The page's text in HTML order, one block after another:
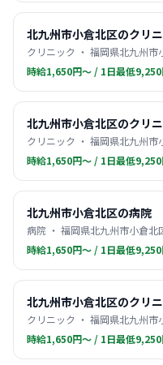
北九州市小倉北区のクリ
クリニック ・ 福岡県北九州市
時給1,650円〜 / 1日最低
北九州市小倉北区のクリ
クリニック ・ 福岡県北九州市
時給1,650円〜 / 1日最低
北九州市小倉北区の病院
病院 ・ 福岡県北九州市小倉北
時給1,650円〜 / 1日最低
北九州市小倉北区のクリ
クリニック ・ 福岡県北九州市
時給1,650円〜 / 1日最低